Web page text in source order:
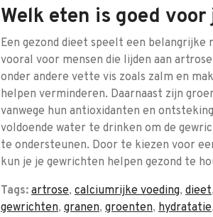
Welk eten is goed
Een gezond dieet speelt een
vooral voor mensen die lijden aan
onder andere vette vis zoals zalm en
helpen verminderen. Daarnaast zijn
vanwege hun antioxidanten en
voldoende water te drinken om de
te ondersteunen. Door te kiezen voor
kun je je gewrichten helpen gezond te
Tags: artrose, calciumrijke voeding, dieet,
gewrichten, granen, groenten, hydratatie,